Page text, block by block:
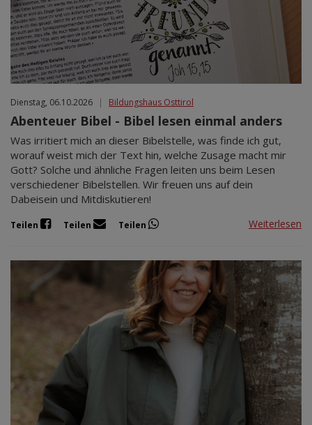
Apr 2027
Mai 2027
Jun 2027
Jul 2027
Dienstag, 06.10.2026 | Bildungshaus Osttirol
Abenteuer Bibel - Bibel lesen einmal anders
Was irritiert mich an dieser Bibelstelle, was finde ich gut,
worauf weist mich der Text hin, welche Zusage macht mir
Gott? Solche und ähnliche Fragen leiten uns beim Lesen
verschiedener Bibelstellen. Wir freuen uns auf dein
Dabeisein und Mitdiskutieren!
Teilen Teilen Teilen Weiterlesen